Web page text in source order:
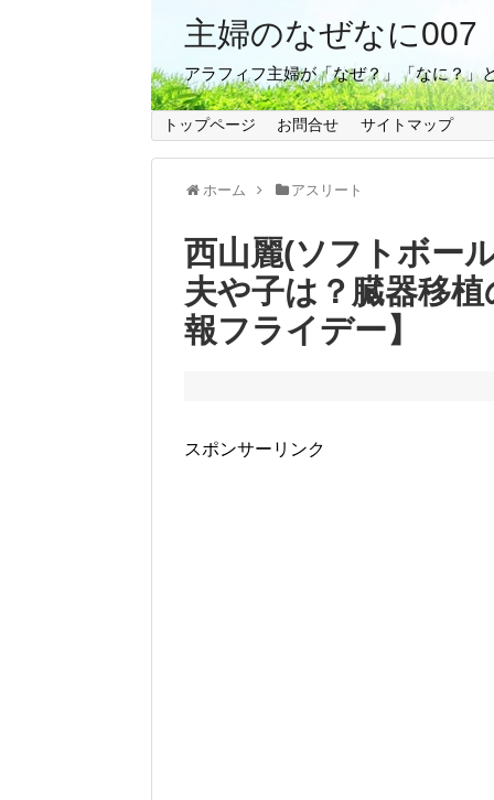
主婦のなぜなに007
アラフィフ主婦が「なぜ？」「なに？」
トップページ お問合せ サイトマップ
ホーム アスリート
西山麗(ソフトボー
夫や子は？臓器移
報フライデー】
スポンサーリンク